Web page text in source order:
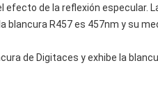
de la reflexión especular.
R457 es 457nm y su
de Digitaces y exhibe la